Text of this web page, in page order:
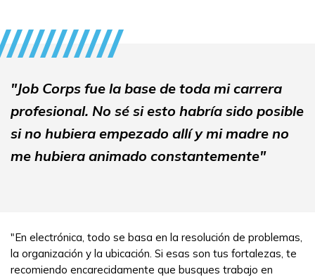
"Job Corps fue la base de toda mi carrera
profesional. No sé si esto habría sido posible
si no hubiera empezado allí y mi madre no
me hubiera animado constantemente"
"En electrónica, todo se basa en la resolución de problemas,
la organización y la ubicación. Si esas son tus fortalezas, te
recomiendo encarecidamente que busques trabajo en